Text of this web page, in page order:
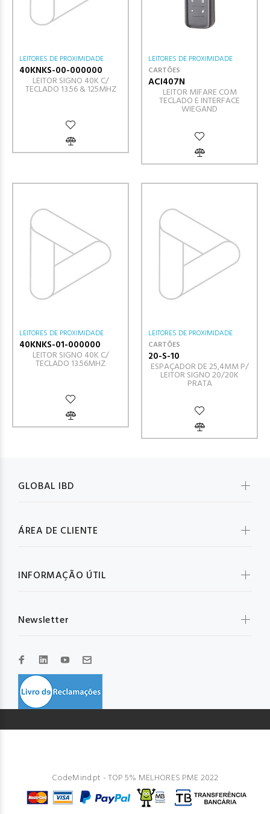
LEITORES DE PROXIMIDADE
40KNKS-00-000000
LEITOR SIGNO 40K C/
TECLADO 13.56 & 125MHZ
LEITORES DE PROXIMIDADE
CARTÕES
ACI407N
LEITOR MIFARE COM
TECLADO E INTERFACE
WIEGAND
LEITORES DE PROXIMIDADE
40KNKS-01-000000
LEITOR SIGNO 40K C/
TECLADO 13.56MHZ
LEITORES DE PROXIMIDADE
CARTÕES
20-S-10
ESPAÇADOR DE 25,4MM P/
LEITOR SIGNO 20/20K
PRATA
GLOBAL IBD
ÁREA DE CLIENTE
INFORMAÇÃO ÚTIL
Newsletter
CodeMind.pt - TOP 5% MELHORES PME 2022